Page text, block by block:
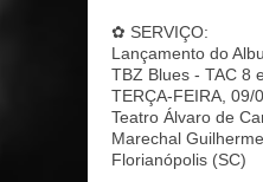
✿ SERVIÇO:
Lançamento do
TBZ Blues - TAC 8
TERÇA-FEIRA, 09/
Teatro Álvaro de
Marechal
Florianópolis (SC)